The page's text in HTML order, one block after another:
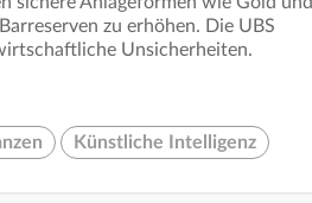
zu erhöhen. Die UBS
Unsicherheiten.
Künstliche Intelligenz